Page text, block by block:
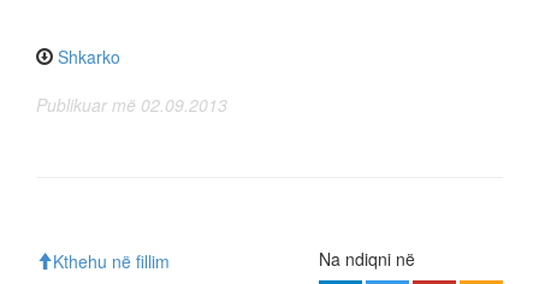
Shkarko
Publikuar më 02.09.2013
Kthehu në fillim Na ndiqni në